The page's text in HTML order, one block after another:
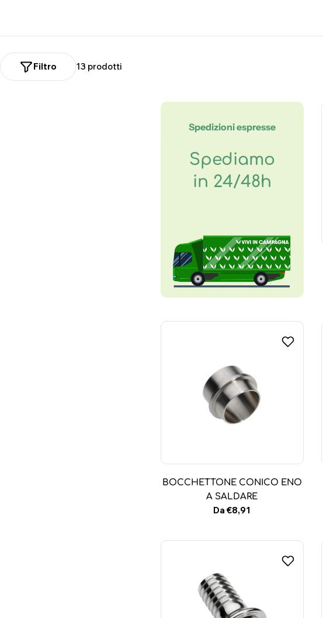
n
e
:
13 prodotti
Filtro
Spedizioni espresse
Spediamo
in 24/48h
BOCCHETTONE CONICO ENO
A SALDARE
Prezzo
Da €8,91